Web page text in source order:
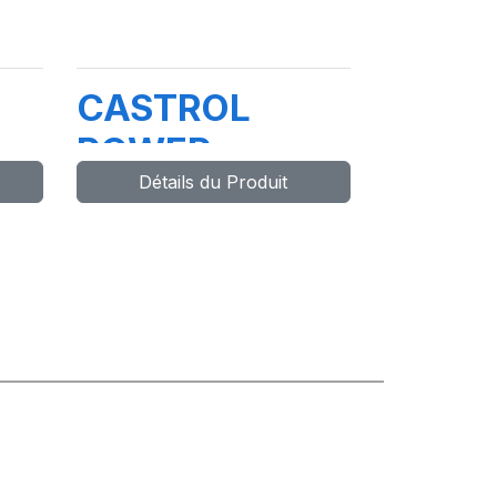
CASTROL
POWER
ULTIMATE 4T
Détails du Produit